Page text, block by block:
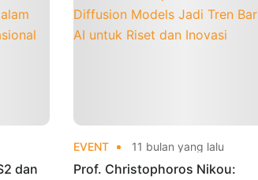
dan
EVENT 11 bulan yang lalu
Prof. Christophoros Nikou: